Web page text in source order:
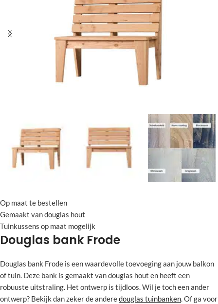
Op maat te bestellen
Gemaakt van douglas hout
Tuinkussens op maat mogelijk
Douglas bank Frode
Douglas bank Frode is een waardevolle toevoeging aan jouw balkon
of tuin. Deze bank is gemaakt van douglas hout en heeft een
robuuste uitstraling. Het ontwerp is tijdloos. Wil je toch een ander
ontwerp? Bekijk dan zeker de anderedouglas tuinbanken. Of ga voor